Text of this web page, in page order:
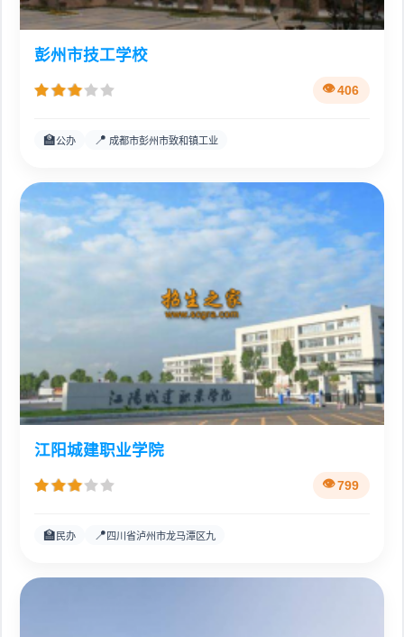
彭州市技工学校
406
🏫公办 📍 成都市彭州市致和镇工业
江阳城建职业学院
799
🏫 民办 📍四川省泸州市龙马潭区九